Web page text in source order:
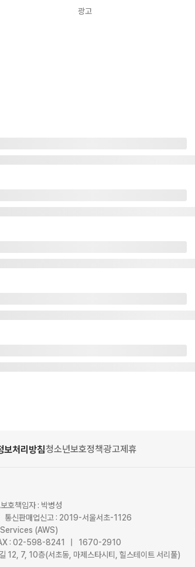
광고
보처리방침청소년보호정책광고제휴
호책임자 : 박병성
신판매업신고 : 2019-서울서초-1126
Services (AWS)
: 02-598-8241 | 1670-2910
12, 7, 10층(서초동, 마제스타시티, 힐스테이트 서리풀)